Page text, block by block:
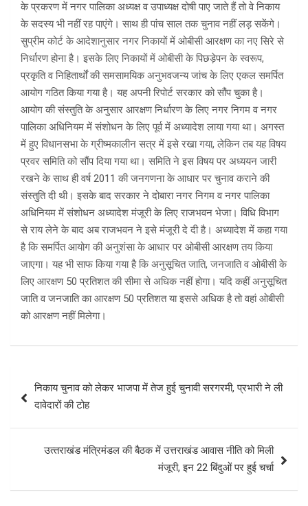
के प्रकरण में नगर पालिका अध्यक्ष व उपाध्यक्ष दोषी पाए जाते हैं तो वे निकाय
के सदस्य भी नहीं रह पाएंगे। साथ ही पांच साल तक चुनाव नहीं लड़ सकेंगे।
सुप्रीम कोर्ट के आदेशानुसार नगर निकायों में ओबीसी आरक्षण का नए सिरे से
निर्धारण होना है। इसके लिए निकायों में ओबीसी के पिछड़ेपन के स्वरूप,
प्रकृति व निहितार्थों की समसामयिक अनुभवजन्य जांच के लिए एकल समर्पित
आयोग गठित किया गया है। यह अपनी रिपोर्ट सरकार को सौंप चुका है।
आयोग की संस्तुति के अनुसार आरक्षण निर्धारण के लिए नगर निगम व नगर
पालिका अधिनियम में संशोधन के लिए पूर्व में अध्यादेश लाया गया था। अगस्त
में हुए विधानसभा के ग्रीष्मकालीन सत्र में इसे रखा गया, लेकिन तब यह विषय
प्रवर समिति को सौंप दिया गया था। समिति ने इस विषय पर अध्ययन जारी
रखने के साथ ही वर्ष 2011 की जनगणना के आधार पर चुनाव कराने की
संस्तुति दी थी। इसके बाद सरकार ने दोबारा नगर निगम व नगर पालिका
अधिनियम में संशोधन अध्यादेश मंजूरी के लिए राजभवन भेजा। विधि विभाग
से राय लेने के बाद अब राजभवन ने इसे मंजूरी दे दी है। अध्यादेश में कहा गया
है कि समर्पित आयोग की अनुशंसा के आधार पर ओबीसी आरक्षण तय किया
जाएगा। यह भी साफ किया गया है कि अनुसूचित जाति, जनजाति व ओबीसी के
लिए आरक्षण 50 प्रतिशत की सीमा से अधिक नहीं होगा। यदि कहीं अनुसूचित
जाति व जनजाति का आरक्षण 50 प्रतिशत या इससे अधिक है तो वहां ओबीसी
को आरक्षण नहीं मिलेगा।
navigation
निकाय चुनाव को लेकर भाजपा में तेज हुई चुनावी सरगरमी, प्रभारी ने ली
दावेदारों की टोह
उत्‍तराखंड मंत्रिमंडल की बैठक में उत्तराखंड आवास नीति को मिली
मंजूरी, इन 22 बिंदुओं पर हुई चर्चा